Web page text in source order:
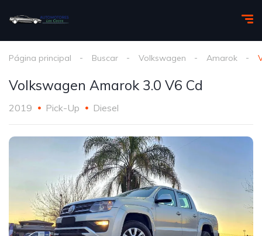
Página principal Buscar Volkswagen Amarok
Volkswagen Amarok 3.0 V6 Cd
2019 Pick-Up Diesel